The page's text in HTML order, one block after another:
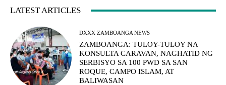
LATEST ARTICLES
DXXX ZAMBOANGA NEWS
ZAMBOANGA: TULOY-TULOY NA
KONSULTA CARAVAN, NAGHATID NG
SERBISYO SA 100 PWD SA SAN
ROQUE, CAMPO ISLAM, AT
BALIWASAN